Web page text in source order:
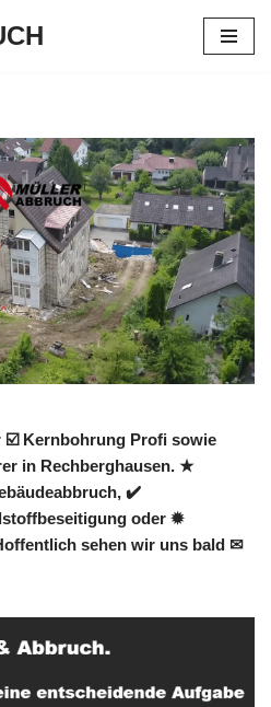
☑️ Kernbohrung Profi sowie
in Rechberghausen. ★
✔️
oder ✹
sehen wir uns bald ✉